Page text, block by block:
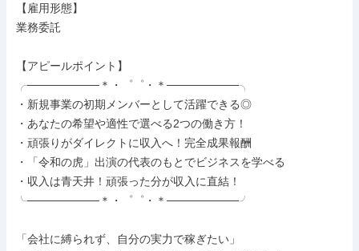
【雇用形態】
業務委託
【アピールポイント】
╭─────────＊・゜゜・＊─────────╮
・新規事業の初期メンバーとして活躍できる◎
・あなたの希望や適性で選べる2つの働き方！
・頑張りがダイレクトに収入へ！完全成果報酬
・「令和の虎」出演の代表のもとでビジネスを学べる
・収入は青天井！頑張った分が収入に直結！
╰─────────＊・゜゜・＊─────────╯
「会社に縛られず、自分の実力で稼ぎたい」